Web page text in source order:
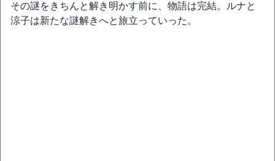
その謎をきちんと解き明かす前に、物語は完結。ルナと
涼子は新たな謎解きへと旅立っていった。